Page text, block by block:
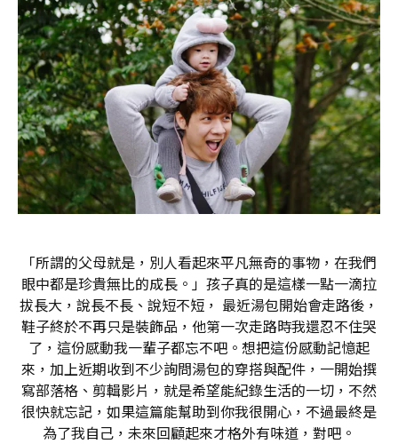
「所謂的父母就是，別人看起來平凡無奇的事物，在我們
眼中都是珍貴無比的成長。」孩子真的是這樣一點一滴拉
拔長大，說長不長、說短不短， 最近湯包開始會走路後，
鞋子終於不再只是裝飾品，他第一次走路時我還忍不住哭
了，這份感動我一輩子都忘不吧。想把這份感動記憶起
來，加上近期收到不少詢問湯包的穿搭與配件，一開始撰
寫部落格、剪輯影片，就是希望能紀錄生活的一切，不然
很快就忘記，如果這篇能幫助到你我很開心，不過最終是
為了我自己，未來回顧起來才格外有味道，對吧。